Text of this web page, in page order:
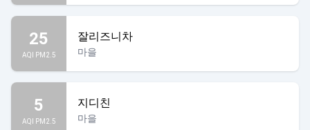
25
AQI PM2.5
잘리즈니차
마을
5
AQI PM2.5
지디친
마을